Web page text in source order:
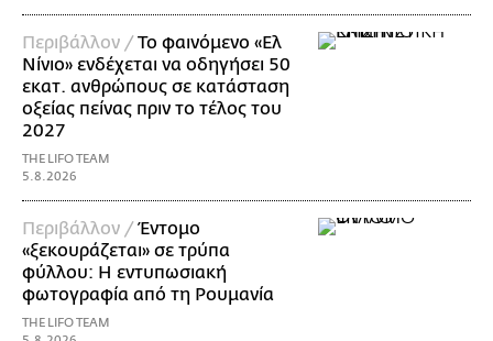
Περιβάλλον / Το φαινόμενο «Ελ
Νίνιο» ενδέχεται να οδηγήσει 50
εκατ. ανθρώπους σε κατάσταση
οξείας πείνας πριν το τέλος του
2027
THE LIFO TEAM
5.8.2026
Περιβάλλον /Έντομο
«ξεκουράζεται» σε τρύπα
φύλλου: Η εντυπωσιακή
φωτογραφία από τη Ρουμανία
THE LIFO TEAM